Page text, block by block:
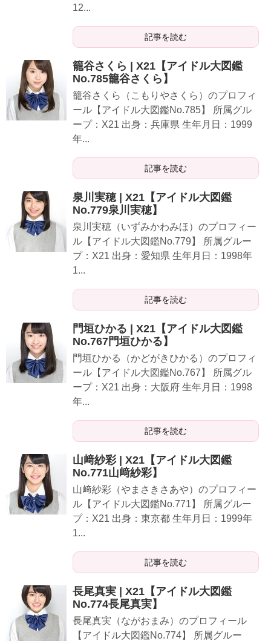
12...
記事を読む
籠谷さくら | X21【アイドル大図鑑
No.785籠谷さくら】
籠谷さくら（こもりやさくら）のプロフィ
ール【アイドル大図鑑No.785】 所属グル
ープ：X21 出身：兵庫県 生年月日：1999
年...
記事を読む
泉川実穂 | X21【アイドル大図鑑
No.779泉川実穂】
泉川実穂（いずみかわみほ）のプロフィー
ル【アイドル大図鑑No.779】 所属グルー
プ：X21 出身：愛知県 生年月日：1998年
1...
記事を読む
門垣ひかる | X21【アイドル大図鑑
No.767門垣ひかる】
門垣ひかる（かどがきひかる）のプロフィ
ール【アイドル大図鑑No.767】 所属グル
ープ：X21 出身：大阪府 生年月日：1998
年...
記事を読む
山﨑紗彩 | X21【アイドル大図鑑
No.771山﨑紗彩】
山﨑紗彩（やまさきさあや）のプロフィー
ル【アイドル大図鑑No.771】 所属グルー
プ：X21 出身：東京都 生年月日：1999年
1...
記事を読む
長尾真実 | X21【アイドル大図鑑
No.774長尾真実】
長尾真実（ながおまみ）のプロフィール
【アイドル大図鑑No.774】 所属グルー